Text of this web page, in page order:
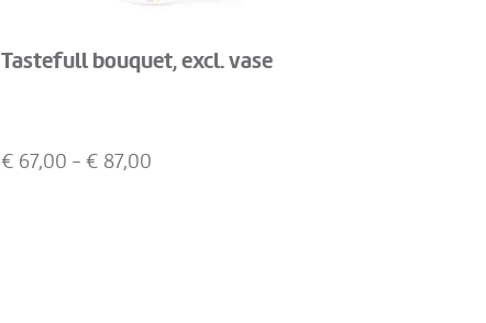
Tastefull bouquet, excl. vase
€ 67,00 - € 87,00